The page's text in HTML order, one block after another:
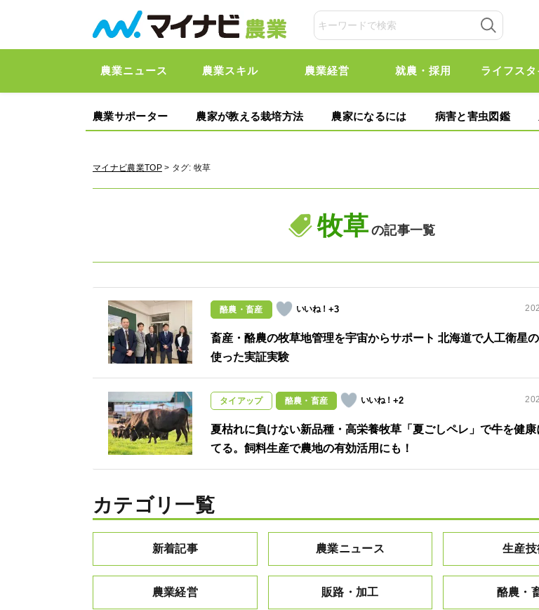
農業ニュース 農業スキル 農業経営 就農・採用 ライフス
農業サポーター 農家が教える栽培方法 農家になるには 病害と害虫図鑑
マイナビ農業TOP> タグ:牧草
牧草 の記事一覧
酪農・畜産 +3
畜産・酪農の牧草地管理を宇宙からサポート 北海道で人工衛星
使った実証実験
タイアップ 酪農・畜産 +2
夏枯れに負けない新品種・高栄養牧草「夏ごしペレ」で牛を健
てる。飼料生産で農地の有効活用にも！
カテゴリ一覧
新着記事 農業ニュース 生産技
農業経営 販路・加工 酪農・